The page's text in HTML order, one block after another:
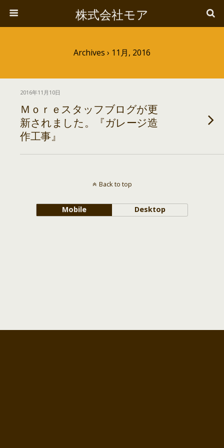
株式会社モア
Archives › 11月, 2016
2016年11月10日
Ｍｏｒｅスタッフブログが更
新されました。『ガレージ造
作工事』
Back to top
Mobile Desktop